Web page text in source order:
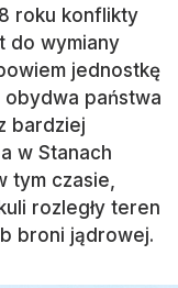
roku konflikty
do wymiany
jednostkę
państwa
bardziej
w Stanach
tym czasie,
rozległy teren
broni jądrowej.